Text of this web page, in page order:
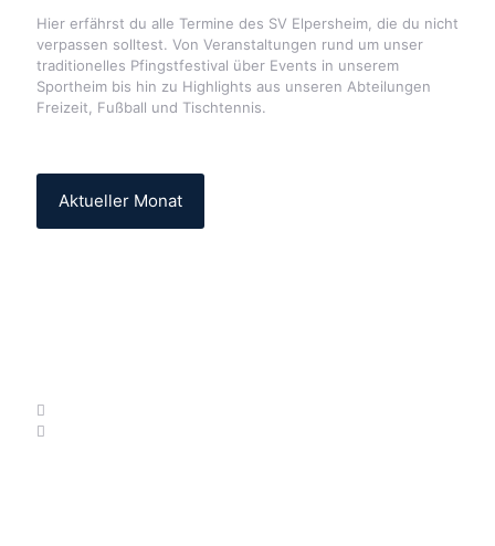
Hier erfährst du alle Termine des SV Elpersheim, die du nicht
verpassen solltest. Von Veranstaltungen rund um unser
traditionelles Pfingstfestival über Events in unserem
Sportheim bis hin zu Highlights aus unseren Abteilungen
Freizeit, Fußball und Tischtennis.
Aktueller Monat